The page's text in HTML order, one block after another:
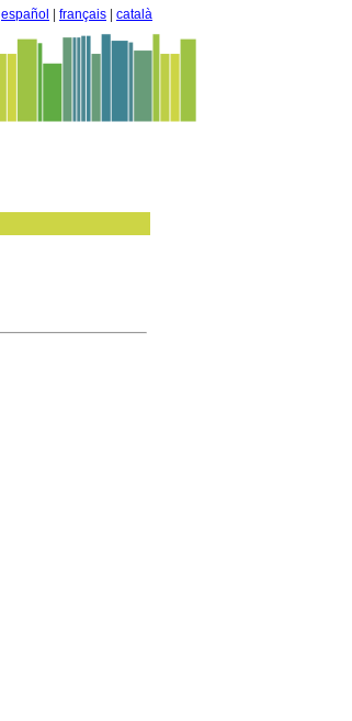
español français català